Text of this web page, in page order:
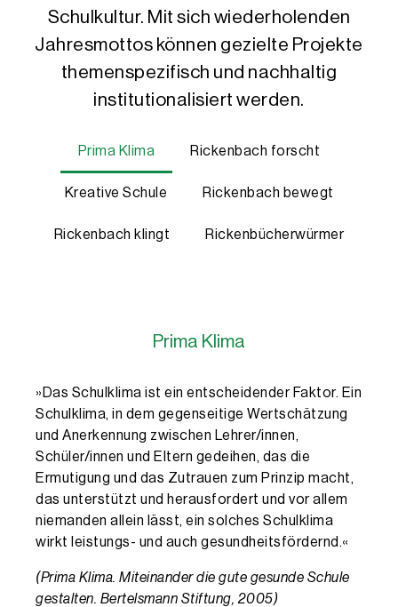
Schulkultur. Mit sich wiederholenden
Jahresmottos können gezielte Projekte
themenspezifisch und nachhaltig
institutionalisiert werden.
Prima Klima Rickenbach forscht
Kreative Schule Rickenbach bewegt
Rickenbach klingt Rickenbücherwürmer
Prima Klima
»Das Schulklima ist ein entscheidender Faktor. Ein
Schulklima, in dem gegenseitige Wertschätzung
und Anerkennung zwischen Lehrer/innen,
Schüler/innen und Eltern gedeihen, das die
Ermutigung und das Zutrauen zum Prinzip macht,
das unterstützt und herausfordert und vor allem
niemanden allein lässt, ein solches Schulklima
wirkt leistungs- und auch gesundheitsfördernd.«
(Prima Klima. Miteinander die gute gesunde Schule
gestalten. Bertelsmann Stiftung, 2005)